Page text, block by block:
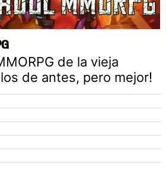
de la vieja
de antes, pero mejor!